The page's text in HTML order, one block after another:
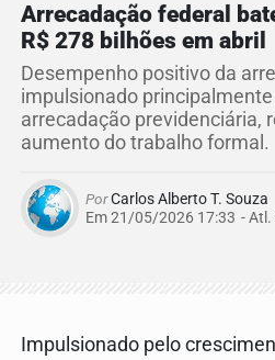
Arrecadação federal
R$ 278 bilhões em abril
Desempenho positivo da
impulsionado
arrecadação previdenciária,
aumento do trabalho formal.
PorCarlos Alberto T. Souza
Em 21/05/2026 17:33 - Atl.
Impulsionado pelo